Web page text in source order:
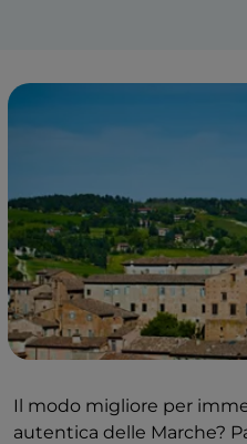
Il modo migliore per
autentica delle Marche?